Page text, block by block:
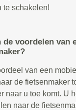
te schakelen!
de voordelen van
van een
de fietsenmaker
naar u toe komt. U
naar de